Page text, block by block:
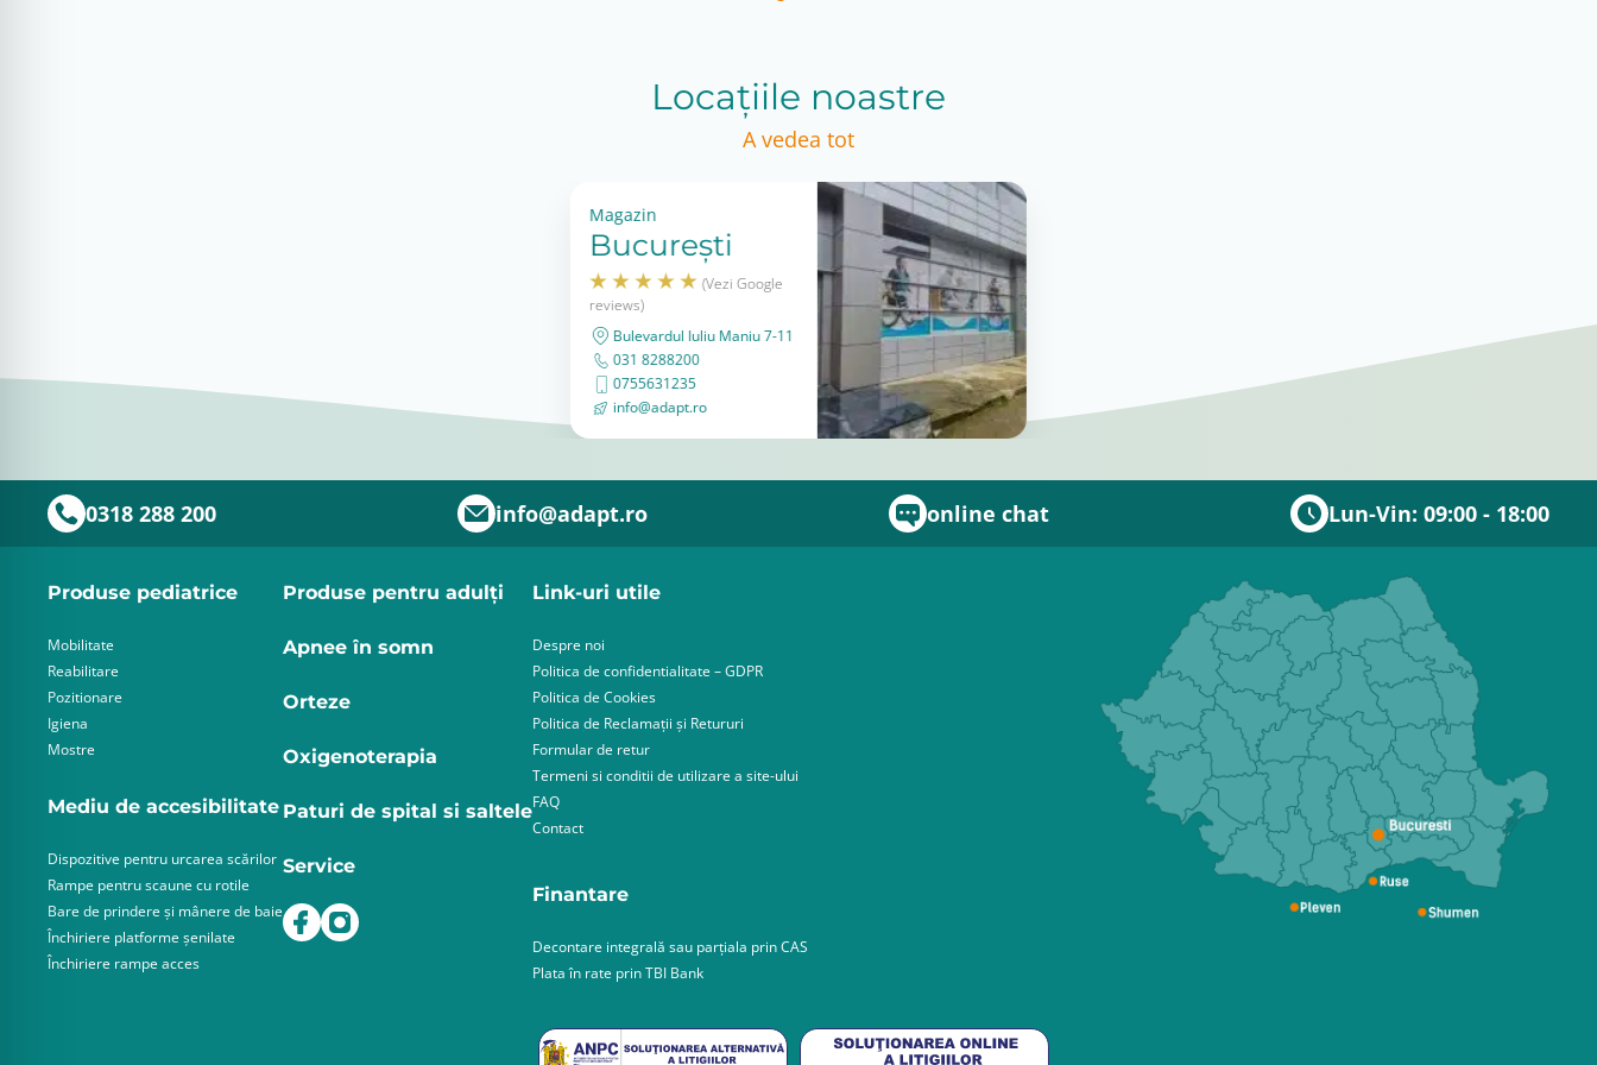
Locațiile noastre
A vedea tot
Magazin
București
(Vezi Google
reviews)
Bulevardul Iuliu Maniu 7-11
031 8288200
0755631235
info@adapt.ro
0318 288 200 info@adapt.ro online chat Lun-Vin: 09:00 - 18:00
Produse pediatrice
Mobilitate
Reabilitare
Pozitionare
Igiena
Mostre
Mediu de accesibilitate
Dispozitive pentru urcarea scărilor
Rampe pentru scaune cu rotile
Bare de prindere și mânere de baie
Închiriere platforme șenilate
Închiriere rampe acces
Produse pentru adulţi
Apnee în somn
Orteze
Oxigenoterapia
Paturi de spital si saltele
Service
Link-uri utile
Despre noi
Politica de confidentialitate – GDPR
Politica de Cookies
Politica de Reclamații și Retururi
Formular de retur
Termeni si conditii de utilizare a site-ului
FAQ
Contact
Finantare
Decontare integrală sau parțiala prin CAS
Plata în rate prin TBI Bank